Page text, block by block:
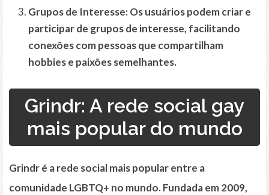
Grupos de Interesse:Os usuários podem criar e
participar de grupos de interesse, facilitando
conexões com pessoas que compartilham
hobbies e paixões semelhantes.
Grindr: A rede social gay
mais popular do mundo
Grindr é a rede social mais popular entre a
comunidade LGBTQ+ no mundo. Fundada em 2009,